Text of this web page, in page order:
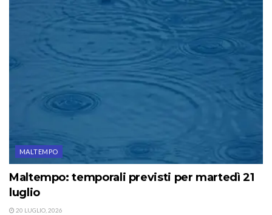
MALTEMPO
Maltempo: temporali previsti per martedì 21
luglio
20 LUGLIO, 2026